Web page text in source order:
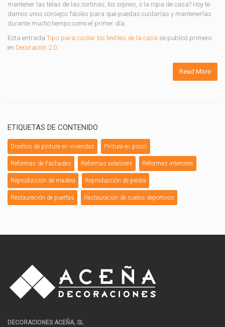
mantener las telas de las cortinas, los cojines, o la ropa de casa? Hoy te
damos unos consejos fáciles para que puedas cuidarlas y mantenerlas
durante mucho tiempo como el primer día.
Esta entrada Tips para cuidar los textiles de la casa se publicó primero
en Decoración 2.0.
Read More
ETIQUETAS DE CONTENIDO
Diseños de pintura en viviendas Pintura en pisos
Reformas de Fachadas Reformas exteriores Reformas interiores
Reproducción de madera Reproducción de piedra
Restauración de puertas Restauración de suelos deportivos
DECORACIONES ACEÑA, SL